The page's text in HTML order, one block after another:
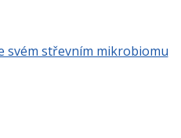
svém střevním mikrobiomu